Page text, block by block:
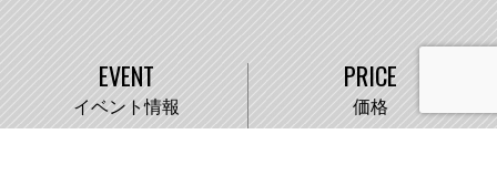
EVENT
イベント情報
PRICE
価格